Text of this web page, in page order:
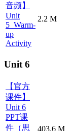
音频】
Unit
5_Warm-
up
Activity
2.2 M
Unit 6
【官方
课件】
Unit 6
PPT课
件（思
403.6 M